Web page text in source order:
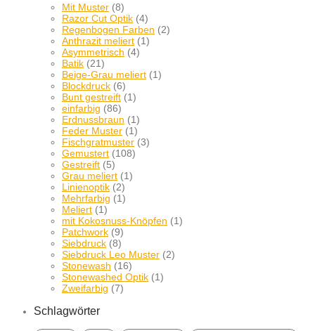
Mit Muster (8)
Razor Cut Optik (4)
Regenbogen Farben (2)
Anthrazit meliert (1)
Asymmetrisch (4)
Batik (21)
Beige-Grau meliert (1)
Blockdruck (6)
Bunt gestreift (1)
einfarbig (86)
Erdnussbraun (1)
Feder Muster (1)
Fischgratmuster (3)
Gemustert (108)
Gestreift (5)
Grau meliert (1)
Linienoptik (2)
Mehrfarbig (1)
Meliert (1)
mit Kokosnuss-Knöpfen (1)
Patchwork (9)
Siebdruck (8)
Siebdruck Leo Muster (2)
Stonewash (16)
Stonewashed Optik (1)
Zweifarbig (7)
Schlagwörter